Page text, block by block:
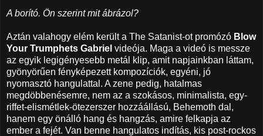
A borító. Ön szerint mit ábrázol?
Aztán valahogy elém került a The Satanist-ot promózó Blow
Your Trumphets Gabriel videója. Maga a videó is messze
az egyik legigényesebb metál klip, amit napjainkban láttam,
gyönyörűen fényképezett kompozíciók, egyéni, jó
nyomasztó hangulattal. A zene pedig, hatalmas
megdöbbenésemre, nem az a szokásos, minimalista, egy-
riffet-elismétlek-ötezerszer hozzáállású, Behemoth dal,
hanem egy önálló hang és hangzás, amire felkapja az
ember a fejét. Van benne hangulatos indítás, kis post-rockos